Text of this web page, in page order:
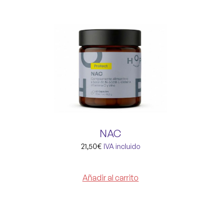
NAC
21,50€ IVA incluido
Añadir al carrito